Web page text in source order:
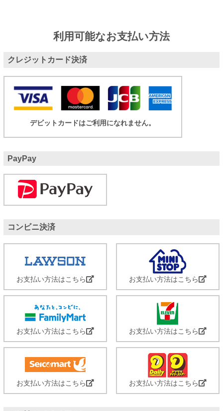
利用可能なお支払い方法
クレジットカード決済
デビットカードはご利用になれません。
PayPay
コンビニ決済
お支払い方法はこちら お支払い方法はこちら
お支払い方法はこちら お支払い方法はこちら
お支払い方法はこちら お支払い方法はこちら